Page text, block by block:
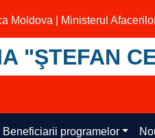
Moldova | Ministerul
"ŞTEFAN
Beneficiarii programelor